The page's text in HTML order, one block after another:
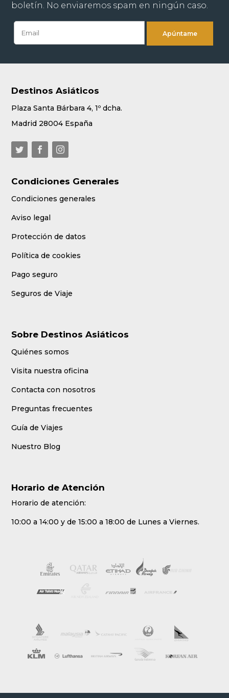
boletín. No enviaremos spam en ningún caso.
Destinos Asiáticos
Plaza Santa Bárbara 4, 1º dcha.
Madrid 28004 España
Condiciones Generales
Condiciones generales
Aviso legal
Protección de datos
Política de cookies
Pago seguro
Seguros de Viaje
Sobre Destinos Asiáticos
Quiénes somos
Visita nuestra oficina
Contacta con nosotros
Preguntas frecuentes
Guía de Viajes
Nuestro Blog
Horario de Atención
Horario de atención:
10:00 a 14:00 y de 15:00 a 18:00 de Lunes a Viernes.